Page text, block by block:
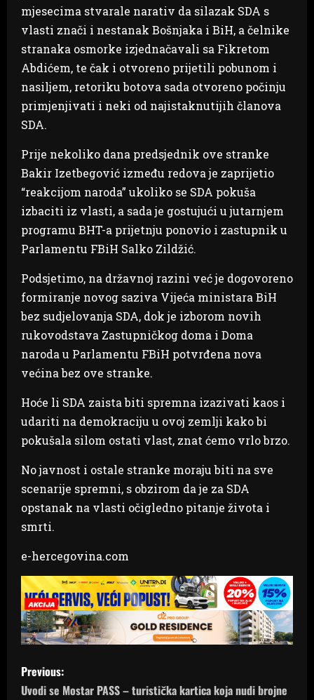
mjesecima stvarale narativ da silazak SDA s
vlasti znači i nestanak Bošnjaka i BiH, a čelnike
stranaka osmorke izjednačavali sa Fikretom
Abdićem, te čak i otvoreno prijetili pobunom i
nasiljem, retoriku botova sada otvoreno počinju
primjenjivati i neki od najistaknutijih članova
SDA.
Prije nekoliko dana predsjednik ove stranke
Bakir Izetbegović između redova je zaprijetio
“reakcijom naroda” ukoliko se SDA pokuša
izbaciti iz vlasti, a sada je gostujući u jutarnjem
programu BHT-a prijetnju ponovio i zastupnik u
Parlamentu FBiH Salko Zildžić.
Podsjetimo, na državnoj razini već je dogovoreno
formiranje novog saziva Vijeća ministara BiH
bez sudjelovanja SDA, dok je izborom novih
rukovodstava Zastupničkog doma i Doma
naroda u Parlamentu FBiH potvrđena nova
većina bez ove stranke.
Hoće li SDA zaista biti spremna izazivati kaos i
udariti na demokraciju u ovoj zemlji kako bi
pokušala silom ostati vlast, znat ćemo vrlo brzo.
No javnost i ostale stranke moraju biti na sve
scenarije spremni, s obzirom da je za SDA
opstanak na vlasti očigledno pitanje života i
smrti.
e-hercegovina.com
P
Previous:
Uvodi se Mostar PASS – turistička kartica koja nudi brojne